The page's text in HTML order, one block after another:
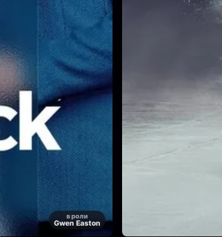
в роли
Gwen Easton